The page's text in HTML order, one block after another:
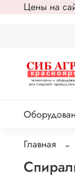
Цены на
Главная